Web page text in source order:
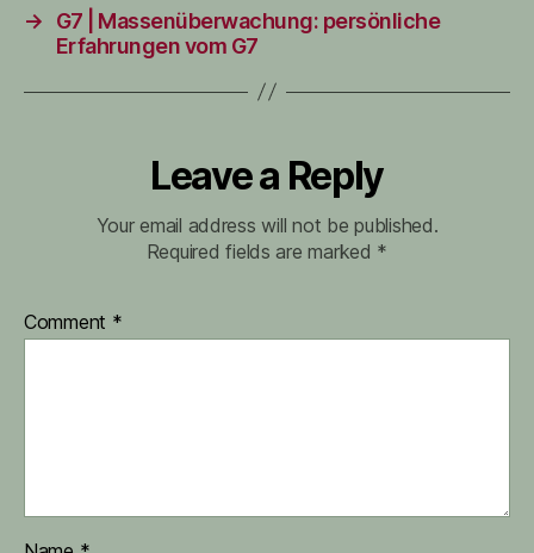
→
G7 | Massenüberwachung: persönliche
Erfahrungen vom G7
Leave a Reply
Your email address will not be published.
Required fields are marked *
Comment *